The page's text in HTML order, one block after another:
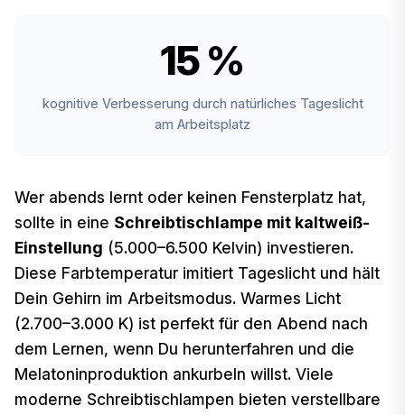
15 %
kognitive Verbesserung durch natürliches Tageslicht
am Arbeitsplatz
Wer abends lernt oder keinen Fensterplatz hat,
sollte in eine Schreibtischlampe mit kaltweiß-
Einstellung (5.000–6.500 Kelvin) investieren.
Diese Farbtemperatur imitiert Tageslicht und hält
Dein Gehirn im Arbeitsmodus. Warmes Licht
(2.700–3.000 K) ist perfekt für den Abend nach
dem Lernen, wenn Du herunterfahren und die
Melatoninproduktion ankurbeln willst. Viele
moderne Schreibtischlampen bieten verstellbare